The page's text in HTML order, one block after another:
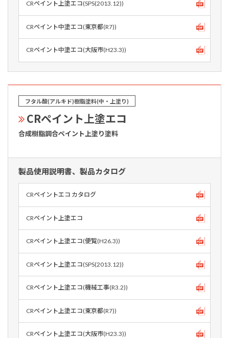
CRペイント上塗エコ(SPS(2013.12))
CRペイント中塗エコ(東京都(R7))
CRペイント中塗エコ(大阪市(H23.3))
フタル酸(アルキド)樹脂塗料(中・上塗り)
CRペイント上塗エコ
合成樹脂調合ペイント上塗り塗料
製品使用説明書、製品カタログ
CRペイントエコ カタログ
CRペイント上塗エコ
CRペイント上塗エコ(便覧(H26.3))
CRペイント上塗エコ(SPS(2013.12))
CRペイント上塗エコ(機械工事(R3.2))
CRペイント上塗エコ(東京都(R7))
CRペイント上塗エコ(大阪市(H23.3))